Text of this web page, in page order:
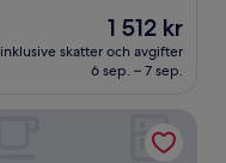
Priset
är
1 512 kr
1 512 kr
inklusive skatter och avgifter
6 sep. – 7 sep.